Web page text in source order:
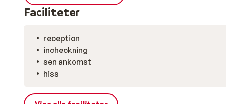
Faciliteter
reception
incheckning
sen ankomst
hiss